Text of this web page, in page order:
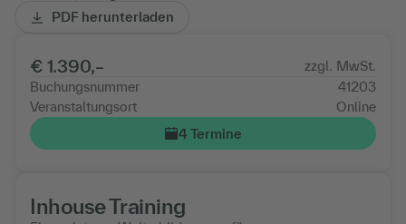
PDF herunterladen
€ 1.390,–
zzgl. MwSt.
Buchungsnummer
41203
Veranstaltungsort
Online
4 Termine
Inhouse Training